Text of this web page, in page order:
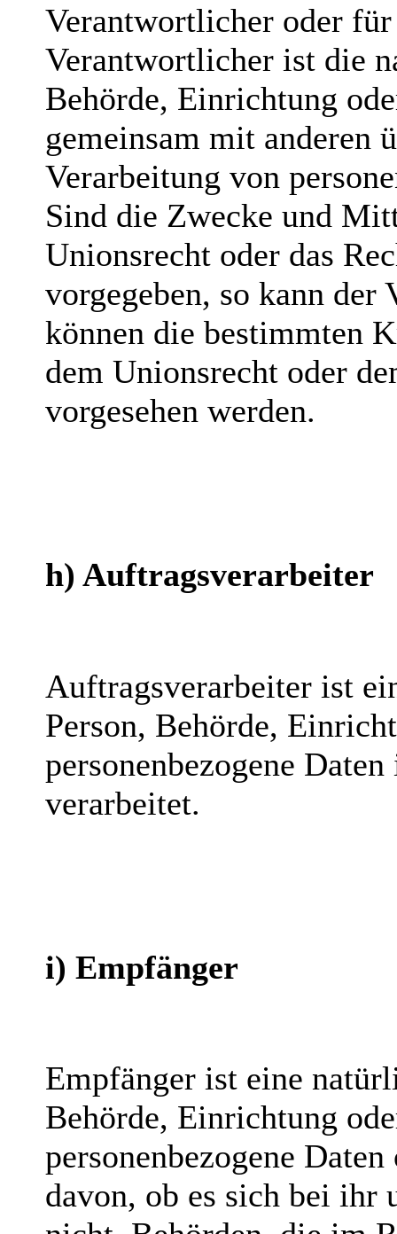
Verantwortlicher oder
Verantwortlicher ist die
Behörde, Einrichtung
gemeinsam mit anderen
Verarbeitung von
Sind die Zwecke und
Unionsrecht oder das
vorgegeben, so kann der
können die bestimmten
dem Unionsrecht oder
vorgesehen werden.
h) Auftragsverarbeiter
Auftragsverarbeiter ist
Person, Behörde,
personenbezogene
verarbeitet.
i) Empfänger
Empfänger ist eine
Behörde, Einrichtung
personenbezogene
davon, ob es sich bei ihr